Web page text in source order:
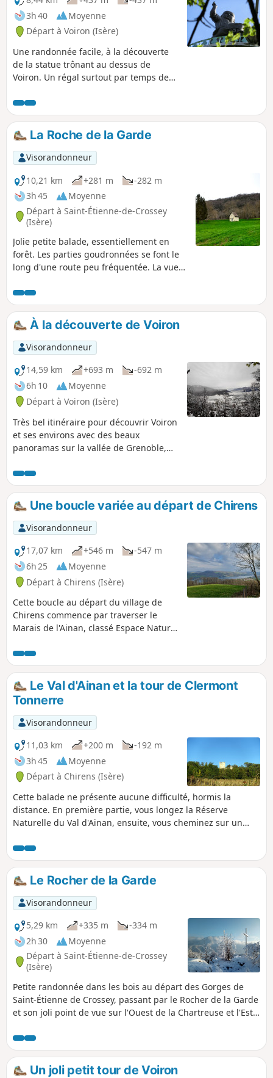
3h 40
Moyenne
Départ à Voiron (Isère)
Une randonnée facile, à la découverte
de la statue trônant au dessus de
Voiron. Un régal surtout par temps de
érigée en l'honneur de la Vierge de fer
du Puy-en-Velay. Une légende subsiste
selon laquelle Bonnassieux se serait
suicidé après avoir sculpté la Vierge.
Hors il ne s'est pas suicidé et est décédé
avec les honneurs. Il a volontairement
placé Jésus dans le bras droit afin qu'il
ne cache pas le visage de sa mère car
elle bénit la ville
La Roche de la Garde
Visorandonneur
10,21 km
+281 m
-282 m
3h 45
Moyenne
Départ à Saint-Étienne-de-Crossey
(Isère)
Jolie petite balade, essentiellement en
forêt. Les parties goudronnées se font le
long d'une route peu fréquentée. La vue
agréable.
À la découverte de Voiron
Visorandonneur
14,59 km
+693 m
-692 m
6h 10
Moyenne
Départ à Voiron (Isère)
Très bel itinéraire pour découvrir Voiron
et ses environs avec des beaux
panoramas sur la vallée de Grenoble,
Belledone.
Une boucle variée au départ de Chirens
Visorandonneur
17,07 km
+546 m
-547 m
6h 25
Moyenne
Départ à Chirens (Isère)
Cette boucle au départ du village de
Chirens commence par traverser le
Marais de l'Ainan, classé Espace Naturel
direction de la Croix des Cochettes, puis
de la Motte Castrale du Chatelard. Le
retour s'effectue par la Tour de
Clermont-Tonnerre et le Guillermet, puis
par un chemin en face de Bavonne.
Le Val d'Ainan et la tour de Clermont
Tonnerre
Visorandonneur
11,03 km
+200 m
-192 m
3h 45
Moyenne
Départ à Chirens (Isère)
Cette balade ne présente aucune difficulté, hormis la
distance. En première partie, vous longez la Réserve
Naturelle du Val d'Ainan, ensuite, vous cheminez sur un
vers la tour de Clermont Tonnerre, vous revenez à Chirens
par des chemins ou des petites routes peu fréquentées. En
deuxième partie du parcours, vous aurez, si le temps est
clair, de belles vues sur le Massif de la Chartreuse.
Le Rocher de la Garde
Visorandonneur
5,29 km
+335 m
-334 m
2h 30
Moyenne
Départ à Saint-Étienne-de-Crossey
(Isère)
Petite randonnée dans les bois au départ des Gorges de
Saint-Étienne de Crossey, passant par le Rocher de la Garde
et son joli point de vue sur l'Ouest de la Chartreuse et l'Est
Un joli petit tour de Voiron